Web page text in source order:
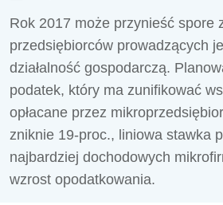
Rok 2017 może przynieść spore
przedsiębiorców prowadzących
działalność gospodarczą.
podatek, który ma zunifikować
opłacane przez
zniknie 19-proc., liniowa stawka
najbardziej dochodowych
wzrost opodatkowania.